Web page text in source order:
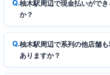
柚木駅周辺で現金払いがで
か？
柚木駅周辺で系列の他店舗
ありますか？